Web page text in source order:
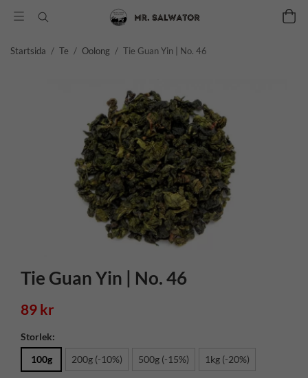
Startsida / Te / Oolong / Tie Guan Yin | No. 46
Tie Guan Yin | No. 46
89 kr
Storlek:
100g
200g (-10%) 500g (-15%) 1kg (-20%)